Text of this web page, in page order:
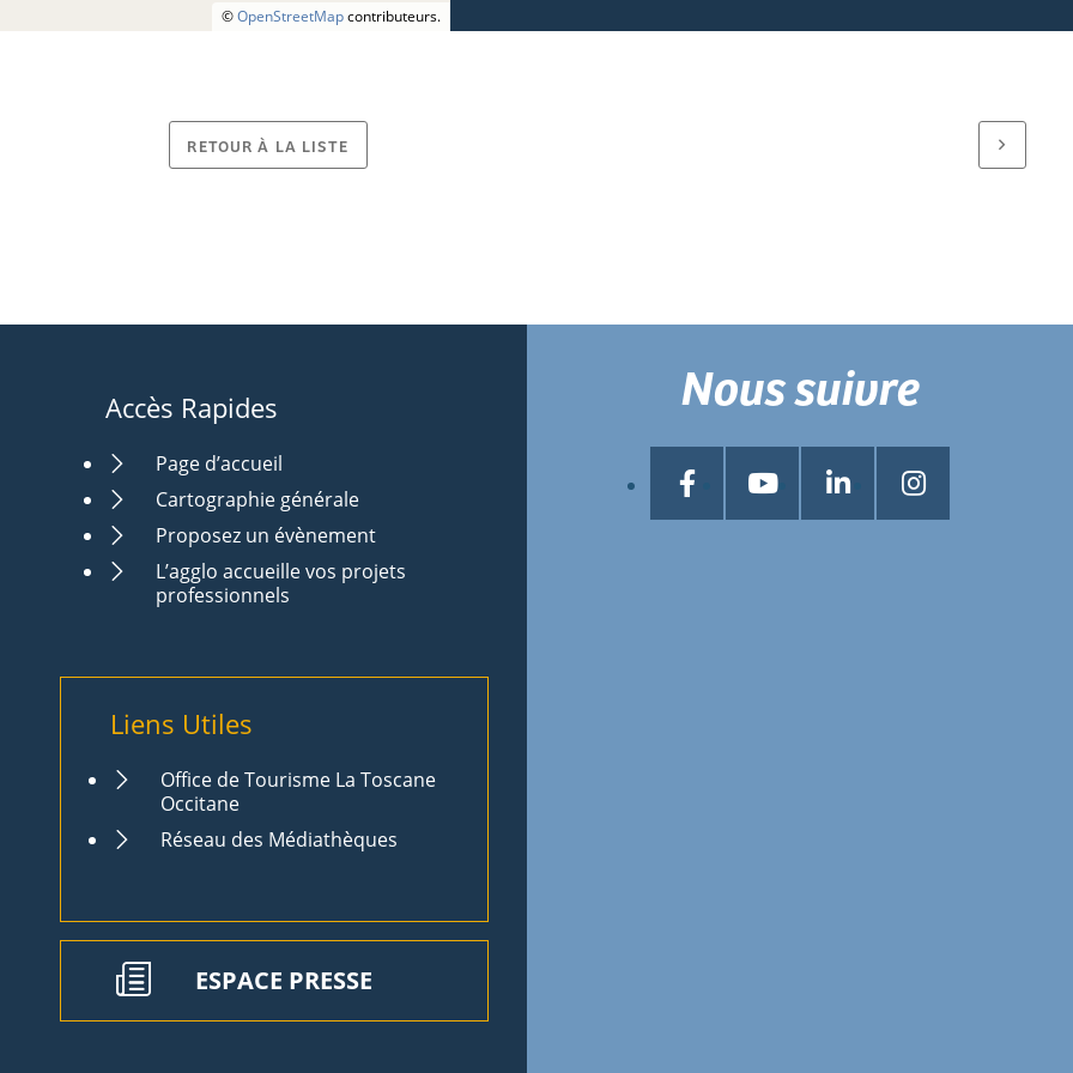
©OpenStreetMapcontributeurs.
RETOUR À LA LISTE
Accès Rapides
Page d’accueil
Cartographie générale
Proposez un évènement
L’agglo accueille vos projets
professionnels
Liens Utiles
Office de Tourisme La Toscane
Occitane
Réseau des Médiathèques
ESPACE PRESSE
Nous suivre